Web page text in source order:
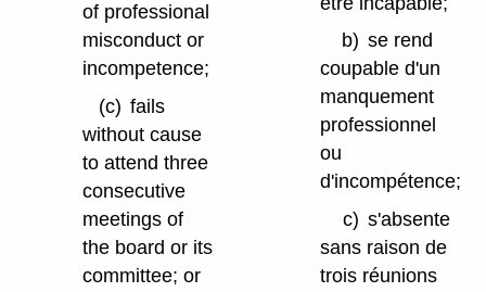
of professional
misconduct or
incompetence;
(c) fails
without cause
to attend three
consecutive
meetings of
the board or its
committee; or
b) se rend
coupable d'un
manquement
professionnel
ou
d'incompétence;
c) s'absente
sans raison de
trois réunions